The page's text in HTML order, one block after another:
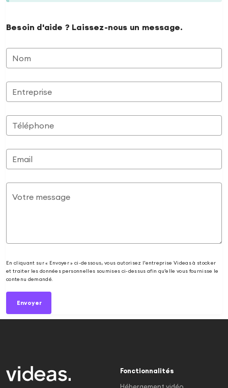
Besoin d'aide ? Laissez-nous un message.
Nom
Entreprise
Téléphone
Email
Votre message
En cliquant sur « Envoyer » ci-dessous, vous autorisez l’entreprise Videas à stocker
et traiter les données personnelles soumises ci-dessus afin qu’elle vous fournisse le
contenu demandé.
Envoyer
Fonctionnalités